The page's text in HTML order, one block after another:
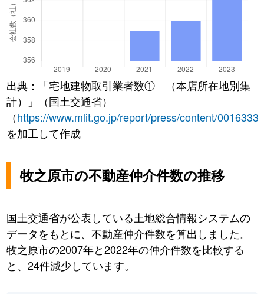
出典：「宅地建物取引業者数① （本店所在地別集
計）」（国土交通省）
（https://www.mlit.go.jp/report/press/content/
を加工して作成
牧之原市の不動産仲介件数の推移
国土交通省が公表している土地総合情報システムの
データをもとに、不動産仲介件数を算出しました。
牧之原市の2007年と2022年の仲介件数を比較する
と、24件減少しています。